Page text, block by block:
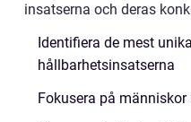
insatserna och deras
Identifiera de mest
hållbarhetsinsatserna
Fokusera på